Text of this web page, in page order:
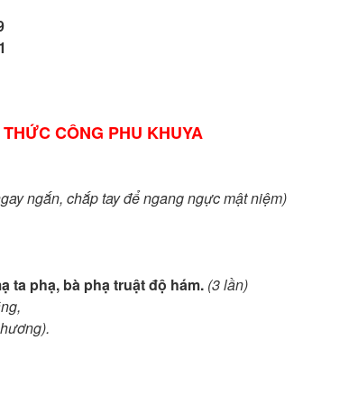
CÔNG PHU KHUYA
ngắn, chắp tay để ngang ngực mật niệm)
ta phạ, bà phạ truật độ hám. (3 lần)